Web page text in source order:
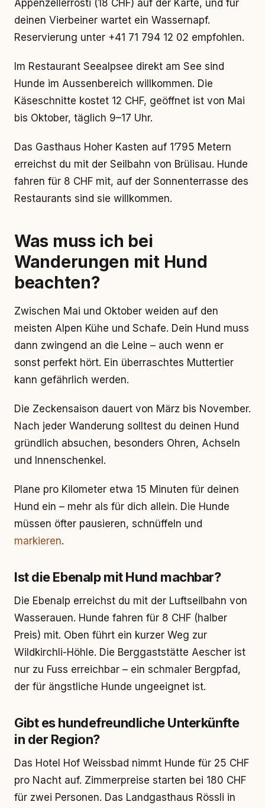
Appenzellerrösti (18 CHF) auf der Karte, und für
deinen Vierbeiner wartet ein Wassernapf.
Reservierung unter +41 71 794 12 02 empfohlen.
Im Restaurant Seealpsee direkt am See sind
Hunde im Aussenbereich willkommen. Die
Käseschnitte kostet 12 CHF, geöffnet ist von Mai
bis Oktober, täglich 9–17 Uhr.
Das Gasthaus Hoher Kasten auf 1’795 Metern
erreichst du mit der Seilbahn von Brülisau. Hunde
fahren für 8 CHF mit, auf der Sonnenterrasse des
Restaurants sind sie willkommen.
Was muss ich bei
Wanderungen mit Hund
beachten?
Zwischen Mai und Oktober weiden auf den
meisten Alpen Kühe und Schafe. Dein Hund muss
dann zwingend an die Leine – auch wenn er
sonst perfekt hört. Ein überraschtes Muttertier
kann gefährlich werden.
Die Zeckensaison dauert von März bis November.
Nach jeder Wanderung solltest du deinen Hund
gründlich absuchen, besonders Ohren, Achseln
und Innenschenkel.
Plane pro Kilometer etwa 15 Minuten für deinen
Hund ein – mehr als für dich allein. Die Hunde
müssen öfter pausieren, schnüffeln und
markieren.
Ist die Ebenalp mit Hund machbar?
Die Ebenalp erreichst du mit der Luftseilbahn von
Wasserauen. Hunde fahren für 8 CHF (halber
Preis) mit. Oben führt ein kurzer Weg zur
Wildkirchli-Höhle. Die Berggaststätte Aescher ist
nur zu Fuss erreichbar – ein schmaler Bergpfad,
der für ängstliche Hunde ungeeignet ist.
Gibt es hundefreundliche Unterkünfte
in der Region?
Das Hotel Hof Weissbad nimmt Hunde für 25 CHF
pro Nacht auf. Zimmerpreise starten bei 180 CHF
für zwei Personen. Das Landgasthaus Rössli in